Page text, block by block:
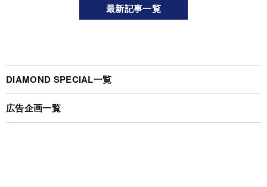
最新記事一覧
DIAMOND SPECIAL一覧
広告企画一覧